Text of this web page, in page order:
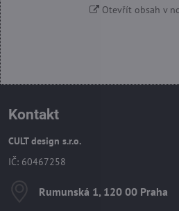
Otevřít obsah v
Kontakt
CULT design s.r.o.
IČ: 60467258
Rumunská 1, 120 00 Praha